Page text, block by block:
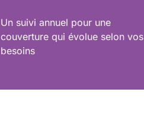
Un suivi annuel pour une
couverture qui évolue selon vos
besoins